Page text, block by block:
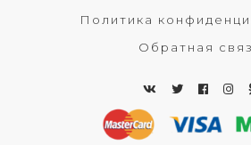
Политика
Обратная